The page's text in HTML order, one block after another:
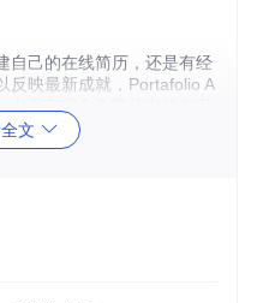
自己的在线简历，还是有经
反映最新成就，Portafolio A
资源，教授学生如何构建响
，从手机到桌面电脑，都
文